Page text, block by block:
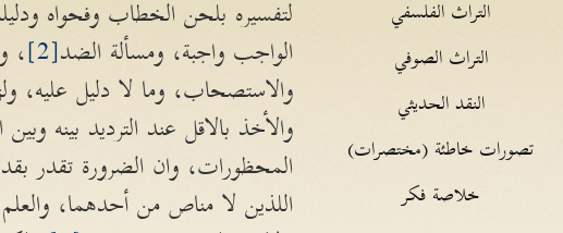
لتفسيره بلحن الخطاب وفحواه
الواجب واجبة، ومسألة الضد[2]
،
والاستصحاب، وما لا دليل عليه،
والأخذ بالاقل عند الترديد بينه وبين
المحظورات، وان الضرورة تقدر
اللذين لا مناص من أحدهما،
التراث الفلسفي
التراث الصوفي
النقد الحديثي
تصورات خاطئة (مختصرات)
خلاصة فكر